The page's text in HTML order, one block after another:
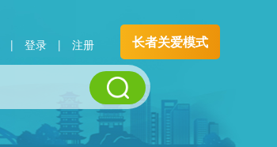
| 登录 | 注册 长者关爱模式